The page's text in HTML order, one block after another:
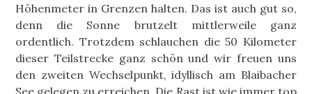
Höhenmeter in Grenzen halten. Das ist auch gut so,
denn die Sonne brutzelt mittlerweile ganz
ordentlich. Trotzdem schlauchen die 50 Kilometer
dieser Teilstrecke ganz schön und wir freuen uns
den zweiten Wechselpunkt, idyllisch am Blaibacher
See gelegen zu erreichen. Die Rast ist wie immer top